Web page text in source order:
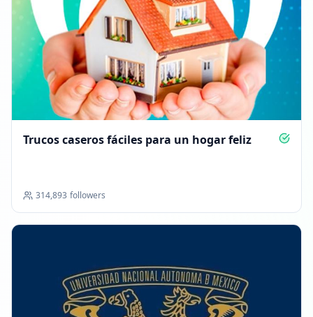
Trucos caseros fáciles para un hogar feliz
314,893 followers